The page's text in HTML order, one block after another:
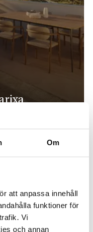
Om
att anpassa innehåll
funktioner för
Vi
och annan